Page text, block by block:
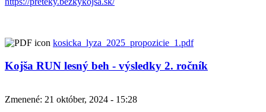
kosicka_lyza_2025_propozicie_1.pdf
Kojša RUN lesný beh - výsledky 2. ročník
Zmenené: 21 október, 2024 - 15:28